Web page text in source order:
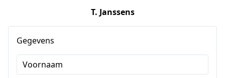
T. Janssens
Gegevens
Voornaam